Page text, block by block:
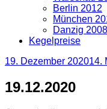
Berlin 2012
München
Danzig 2008
Kegelpreise
Veröffentlicht
19. Dezember 202014.
19.12.2020